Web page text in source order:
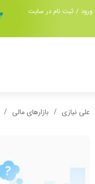
ورود / ثبت نام در سایت
علی نیازی بازارهای مالی